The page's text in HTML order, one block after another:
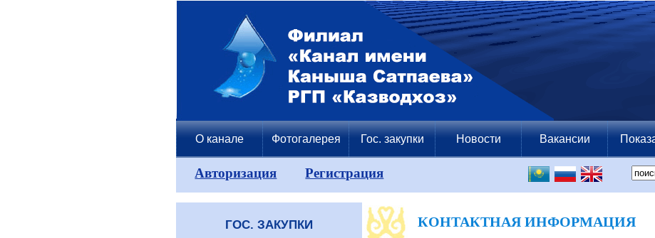
О канале Фотогалерея Гос. закупки Новости Вакансии
Авторизация Регистрация
ГОС. ЗАКУПКИ КОНТАКТНАЯ ИНФОРМАЦИЯ